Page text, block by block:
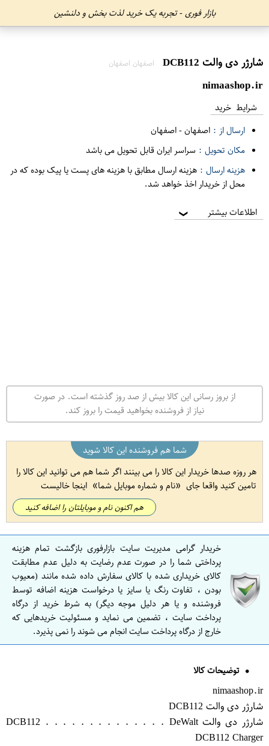
بازار فوری - تجربه یک خرید لذت بخش و دلنشین
شارژر دی والت DCB112 اصفهان اصفهان
nimaashop.ir
شرایط خرید
ارسال از : اصفهان-اصفهان
مکان تحویل : سراسر ایران قابل تحویل می باشد
هزینه ارسال : هزینه ارسال مطابق با هزینه های پست یا پیک بوده که در
محل از خریدار اخذ خواهد شد.
اطلاعات بیشتر ❯
از بروز رسانی این کالا بیش از صد روز گذشته است. در صورت
نیاز از فروشنده بخواهید قیمت را بروز کند.
شما هم فروشنده این کالا شوید
هر روزه صدها خریدار این کالا را می بینند اگر شما هم می توانید این کالا را
تامین کنید واقعا جای
نام و شماره موبایل شما اینجا خالیست
هم اکنون نام و موبایلتان را اضافه کنید
خریدار گرامی مدیریت سایت بازارفوری بازگشت تمام هزینه
پرداختی شما را در صورت عدم رضایت به دلیل عدم مطابقت
کالای خریداری شده با کالای سفارش داده شده مانند (معیوب
بودن ، تفاوت رنگ یا سایز یا درخواست هزینه اضافه توسط
فروشنده و یا هر دلیل موجه دیگر) به شرط خرید از درگاه
پرداخت سایت ، تضمین می نماید و مسئولیت خریدهایی که
خارج از درگاه پرداخت سایت انجام می شوند را نمی پذیرد.
توضیحات کالا
nimaashop.ir
شارژر دی والت DCB112
شارژر دی والت DCB112 . . . . . . . . . . . . . . DeWalt
DCB112 Charger